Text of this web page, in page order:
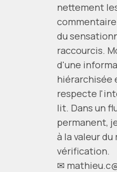
nettement
du
raccourcis.
d'une
hiérarchisée
respecte
lit. Dans un
permanent,
à la valeur
vérification.
✉